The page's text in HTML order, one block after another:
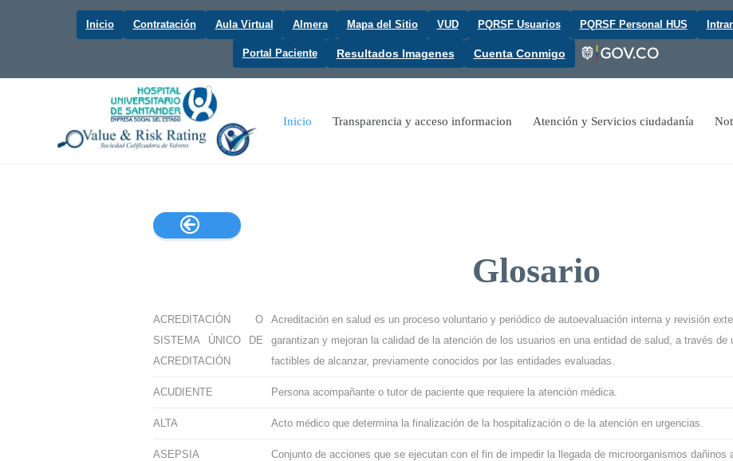
Inicio Contratación Aula Virtual Almera Mapa del Sitio VUD PQRSF Usuarios PQRSF Personal HUS
Portal Paciente Resultados Imagenes Cuenta Conmigo
Inicio Transparencia y acceso informacion Atención y Servicios ciudadanía

Glosario
ACREDITACIÓN O
SISTEMA ÚNICO DE
ACREDITACIÓN
Acreditación en salud es un proceso voluntario y periódico de autoevaluación interna y revisión
garantizan y mejoran la calidad de la atención de los usuarios en una entidad de salud, a través
factibles de alcanzar, previamente conocidos por las entidades evaluadas.
ACUDIENTE Persona acompañante o tutor de paciente que requiere la atención médica.
ALTA Acto médico que determina la finalización de la hospitalización o de la atención en urgencias.
ASEPSIA Conjunto de acciones que se ejecutan con el fin de impedir la llegada de microorganismos dañinos